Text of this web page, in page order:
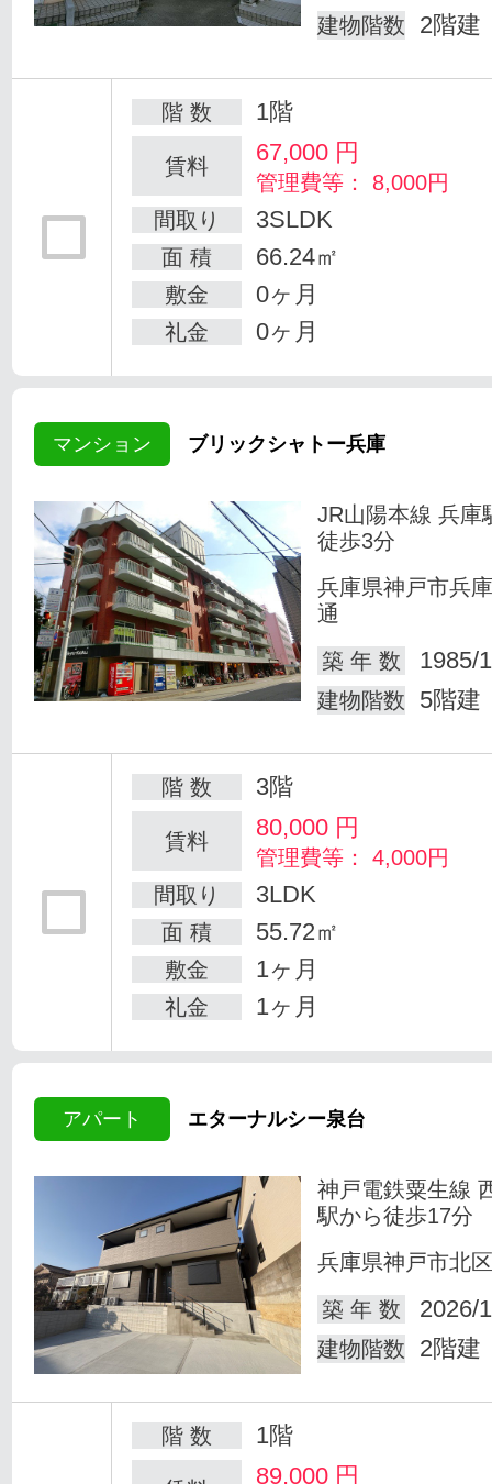
建物階数 2階建
階 数 1階
賃料 67,000 円
管理費等： 8,000円
間取り
3SLDK
面 積 66.24㎡
敷金 0ヶ月
礼金 0ヶ月
マンション ブリックシャトー兵庫
JR山陽本線 兵庫
徒歩3分
兵庫県神戸市兵
通
築 年 数
1985/
建物階数 5階建
階 数 3階
賃料 80,000 円
管理費等： 4,000円
間取り
3LDK
面 積 55.72㎡
敷金 1ヶ月
礼金 1ヶ月
アパート エターナルシー泉台
神戸電鉄粟生線
駅から徒歩17分
兵庫県神戸市北
築 年 数
2026/
建物階数 2階建
階 数 1階
89,000 円